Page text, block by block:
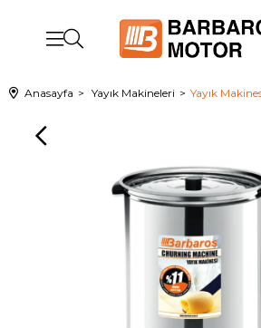
Anasayfa Yayık Makineleri Yayık